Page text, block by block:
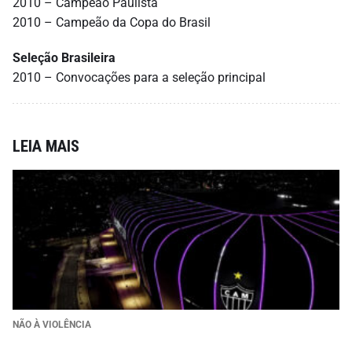
2010 – Campeão da Copa do Brasil
Seleção Brasileira
2010 – Convocações para a seleção principal
LEIA MAIS
NÃO À VIOLÊNCIA